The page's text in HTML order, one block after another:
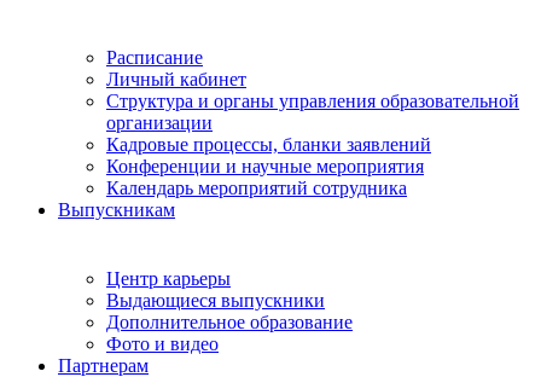
Расписание
Личный кабинет
Структура и органы управления образовательной
организации
Кадровые процессы, бланки заявлений
Конференции и научные мероприятия
Календарь мероприятий сотрудника
Выпускникам
Центр карьеры
Выдающиеся выпускники
Дополнительное образование
Фото и видео
Партнерам